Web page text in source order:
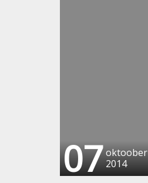
07 oktoober
2014